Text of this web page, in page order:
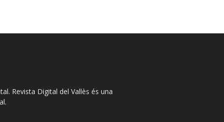
Revista Digital del Vallès és una